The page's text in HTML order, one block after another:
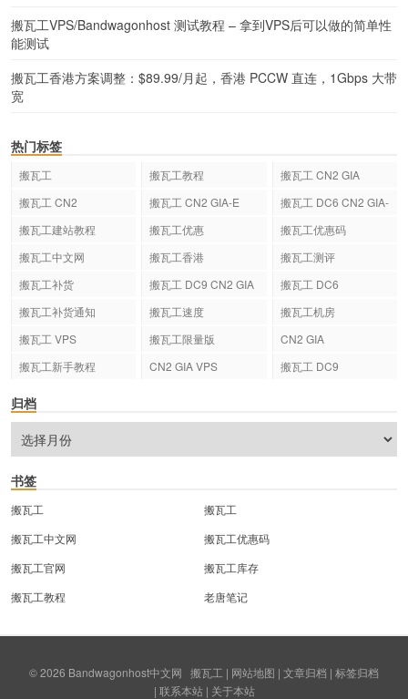
搬瓦工VPS/Bandwagonhost 测试教程 – 拿到VPS后可以做的简单性
能测试
搬瓦工香港方案调整：$89.99/月起，香港 PCCW 直连，1Gbps 大带
宽
热门标签
搬瓦工 搬瓦工教程
搬瓦工 CN2 GIA
搬瓦工 CN2
搬瓦工 CN2 GIA-E
搬瓦工 DC6 CN2 GIA-
搬瓦工建站教程 搬瓦工优惠
搬瓦工优惠码
搬瓦工中文网
搬瓦工香港
搬瓦工测评
搬瓦工补货
搬瓦工 DC9 CN2 GIA
搬瓦工 DC6
搬瓦工补货通知
搬瓦工速度
搬瓦工机房
搬瓦工 VPS
搬瓦工限量版
CN2 GIA
搬瓦工新手教程
CN2 GIA VPS 搬瓦工 DC9
归档
书签
搬瓦工
搬瓦工
搬瓦工中文网
搬瓦工优惠码
搬瓦工官网
搬瓦工库存
搬瓦工教程
老唐笔记
© 2026 Bandwagonhost中文网 搬瓦工 | 网站地图 | 文章归档 | 标签归档
| 联系本站| 关于本站